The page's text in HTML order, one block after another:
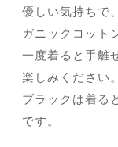
優しい気持ちで
ガニックコット
一度着ると手離
楽しみください。
ブラックは着る
です。